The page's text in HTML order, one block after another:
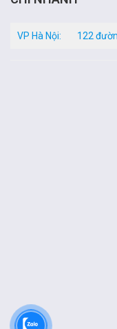
VP Hà Nội: 122